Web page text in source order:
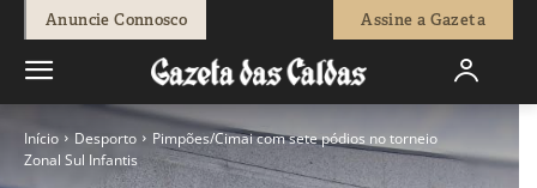
Anuncie Connosco Assine a Gazeta
Início Desporto
Pimpões/Cimai com sete pódios no torneio
Zonal Sul Infantis